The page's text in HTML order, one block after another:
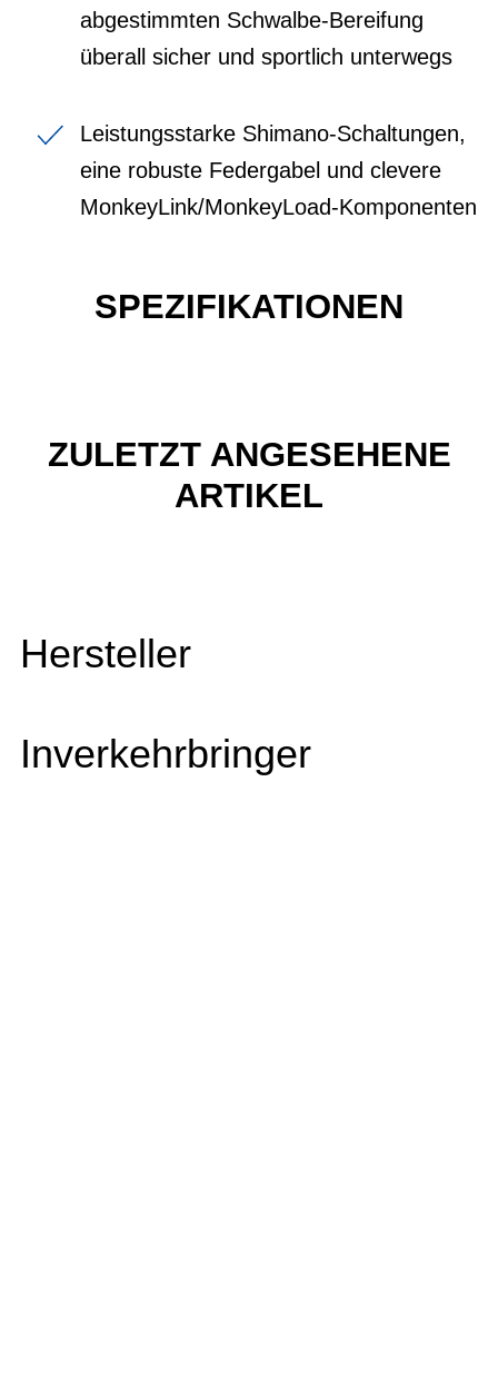
abgestimmten Schwalbe-Bereifung
überall sicher und sportlich unterwegs
Leistungsstarke Shimano-Schaltungen,
eine robuste Federgabel und clevere
MonkeyLink/MonkeyLoad-Komponenten
SPEZIFIKATIONEN
ZULETZT ANGESEHENE
ARTIKEL
Hersteller
Inverkehrbringer